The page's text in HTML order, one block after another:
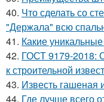
40. Что сделать со
"Держала" всю
41. Какие
42. ГОСТ 9179-2018:
к строительной
43. Известь гашеная
44. Где лучше всего